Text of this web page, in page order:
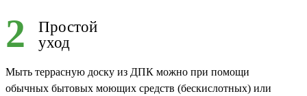
2
Простой
уход
Мыть террасную доску из ДПК можно при помощи
обычных бытовых моющих средств (бескислотных) или